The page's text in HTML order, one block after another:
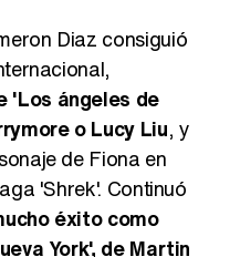
Diaz consiguió
'Los ángeles de
o Lucy Liu, y
de Fiona en
'Shrek'. Continuó
éxito como
York', de Martin